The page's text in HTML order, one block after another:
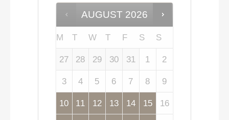
AUGUST 2026
M T W T F S S
27 28 29 30 31 1 2
3 4 5 6 7 8 9
10 11 12 13 14 15 16